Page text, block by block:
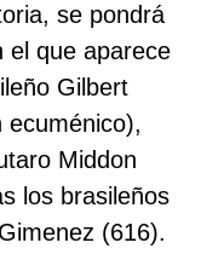
se pondrá
el que aparece
Gilbert
ecuménico),
Middon
los brasileños
(616).